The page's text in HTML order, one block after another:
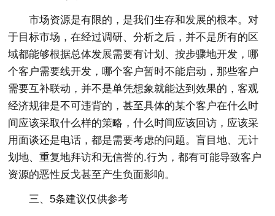
市场资源是有限的，是我们生存和发展的根本。对
于目标市场，在经过调研、分析之后，并不是所有的区
域都能够根据总体发展需要有计划、按步骤地开发，哪
个客户需要线开发，哪个客户暂时不能启动，那些客户
需要互补联动，并不是单凭想象就能达到效果的，客观
经济规律是不可违背的，甚至具体的某个客户在什么时
间应该采取什么样的策略，什么时间应该回访，应该采
用面谈还是电话，都是需要考虑的问题。盲目地、无计
划地、重复地拜访和无信誉的.行为，都有可能导致客户
资源的恶性反戈甚至产生负面影响。
三、5条建议仅供参考